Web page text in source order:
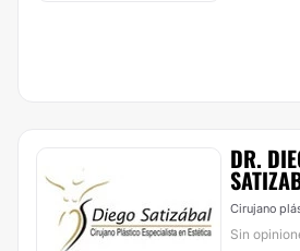
DR.
Cirujano
Sin